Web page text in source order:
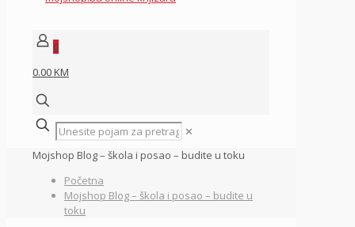
0
0.00 KM
✕
Mojshop Blog – škola i posao – budite u toku
Početna
Mojshop Blog – škola i posao – budite u
toku